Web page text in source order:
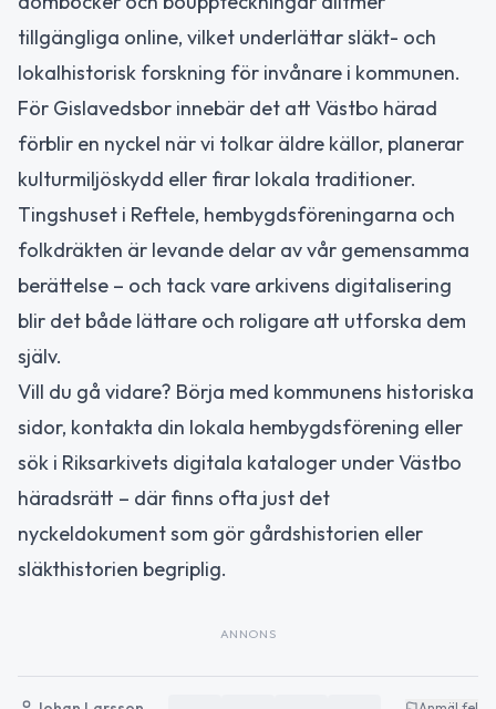
tillgängliga online, vilket underlättar släkt- och
lokalhistorisk forskning för invånare i kommunen.
För Gislavedsbor innebär det att Västbo härad
förblir en nyckel när vi tolkar äldre källor, planerar
kulturmiljöskydd eller firar lokala traditioner.
Tingshuset i Reftele, hembygdsföreningarna och
folkdräkten är levande delar av vår gemensamma
berättelse – och tack vare arkivens digitalisering
blir det både lättare och roligare att utforska dem
själv.
Vill du gå vidare? Börja med kommunens historiska
sidor, kontakta din lokala hembygdsförening eller
sök i Riksarkivets digitala kataloger under Västbo
häradsrätt – där finns ofta just det
nyckeldokument som gör gårdshistorien eller
släkthistorien begriplig.
ANNONS